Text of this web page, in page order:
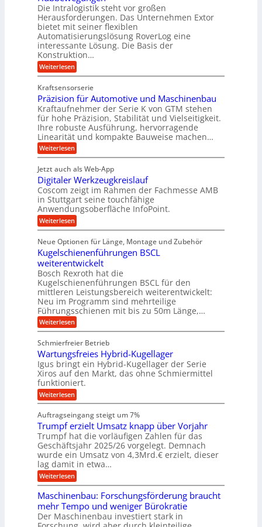
k
i
m
V
e
r
g
e
c
h
e
K
u
g
e
l
g
e
w
i
n
d
e
t
i
e
b
e
f
ü
r
r
a
u
e
U
m
g
e
b
u
n
g
e
n
r
t
U
m
s
a
t
u
n
d
A
u
f
t
r
a
g
s
e
i
g
a
n
g
A
r
b
e
i
t
s
l
o
s
e
,
w
e
n
i
g
e
r
S
t
e
l
l
e
n
Die Intralogistik steht vor großen
Herausforderungen. Das Unternehmen Extor
bietet mit seiner flexiblen
Automatisierungslösung RoverLog eine
interessante Lösung. Die Basis der
Konstruktion…
Weiterlesen:
Z
h
n
s
t
a
n
g
e
n
e
t
r
i
e
b
e
f
r
p
r
ä
z
i
s
e
H
u
b
e
w
e
g
u
n
g
e
Kraftsensorserie
Präzision für Automotive und Maschinenbau
Kraftaufnehmer der Serie K von GTM stehen
für hohe Präzision, Stabilität und Vielseitigkeit.
Ihre robuste Ausführung, hervorragende
Linearität und kompakte Bauweise machen…
Weiterlesen:
P
ä
z
i
s
i
o
n
f
r
A
u
t
o
m
o
t
i
v
e
n
d
M
a
s
c
h
i
e
n
b
a
u
Jetzt auch als Web-App
Digitaler Werkzeugkreislauf
Coscom zeigt im Rahmen der Fachmesse AMB
in Stuttgart seine touchfähige
Anwendungsoberfläche InfoPoint.
Weiterlesen:
D
g
i
t
a
l
e
r
W
e
r
k
z
e
u
g
k
r
e
i
s
a
u
f
Neue Optionen für Länge, Montage und Zubehör
Kugelschienenführungen BSCL
weiterentwickelt
Bosch Rexroth hat die
Kugelschienenführungen BSCL für den
mittleren Leistungsbereich weiterentwickelt:
Neu im Programm sind mehrteilige
Führungsschienen mit bis zu 50m Länge,…
Weiterlesen:
K
g
e
l
s
c
h
i
e
e
n
f
ü
h
r
u
n
g
e
n
B
S
Schmierfreier Betrieb
Wartungsfreies Hybrid-Kugellager
Igus bringt ein Hybrid-Kugellager der Serie
Xiros auf den Markt, das ohne Schmiermittel
funktioniert.
Weiterlesen:
W
r
t
u
n
g
s
r
e
e
s
H
y
Auftragseingang steigt um 7%
Trumpf erzielt Umsatz knapp über Vorjahr
Trumpf hat die vorläufigen Zahlen für das
Geschäftsjahr 2025/26 vorgelegt. Demnach
wurde ein Umsatz von 4,3Mrd.€ erzielt, dieser
lag damit in etwa…
Weiterlesen:
T
u
m
p
f
Maschinenbau: Forschungsförderung braucht
mehr Tempo und weniger Bürokratie
Der Maschinenbau investiert stark in